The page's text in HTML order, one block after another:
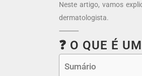
Neste artigo, vamos
dermatologista.
⸻
❓ O QUE É
Sumário